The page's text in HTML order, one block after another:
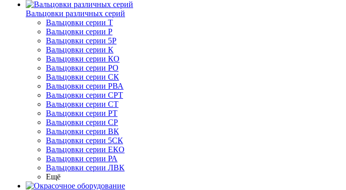
Вальцовки различных серий
Вальцовки серии Т
Вальцовки серии Р
Вальцовки серии 5Р
Вальцовки серии К
Вальцовки серии КО
Вальцовки серии РО
Вальцовки серии СК
Вальцовки серии РВА
Вальцовки серии СРТ
Вальцовки серии СТ
Вальцовки серии РТ
Вальцовки серии СР
Вальцовки серии ВК
Вальцовки серии 5СК
Вальцовки серии ЕКО
Вальцовки серии РА
Вальцовки серии ЛВК
Ещё